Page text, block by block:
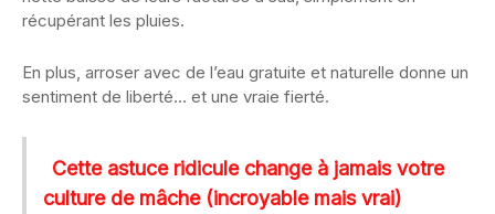
récupérant les pluies.
En plus, arroser avec de l’eau gratuite et naturelle donne un
sentiment de liberté… et une vraie fierté.
Cette astuce ridicule change à jamais votre
culture de mâche (incroyable mais vrai)